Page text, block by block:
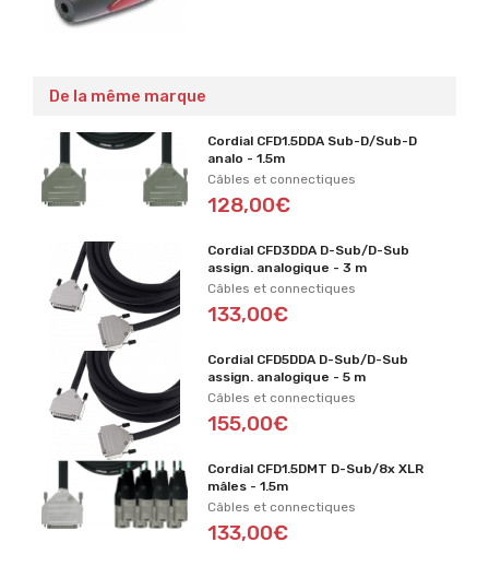
De la même marque
Cordial CFD1.5DDA Sub-D/Sub-D
analo - 1.5m
Câbles et connectiques
128,00€
Cordial CFD3DDA D-Sub/D-Sub
assign. analogique - 3 m
Câbles et connectiques
133,00€
Cordial CFD5DDA D-Sub/D-Sub
assign. analogique - 5 m
Câbles et connectiques
155,00€
Cordial CFD1.5DMT D-Sub/8x XLR
mâles - 1.5m
Câbles et connectiques
133,00€